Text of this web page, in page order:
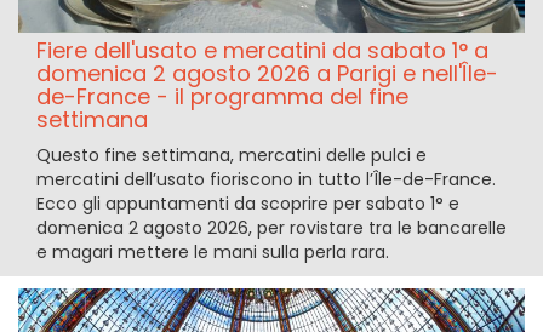
Fiere dell'usato e mercatini da sabato 1° a
domenica 2 agosto 2026 a Parigi e nell'Île-
de-France - il programma del fine
settimana
Questo fine settimana, mercatini delle pulci e
mercatini dell’usato fioriscono in tutto l’Île-de-France.
Ecco gli appuntamenti da scoprire per sabato 1° e
domenica 2 agosto 2026, per rovistare tra le bancarelle
e magari mettere le mani sulla perla rara.